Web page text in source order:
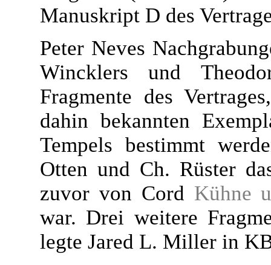
Manuskript D des
Peter Neves
Wincklers und
Fragmente des
dahin bekannten
Tempels bestimmt
Otten und Ch. Rüster
zuvor von Cord Kühne
war. Drei weitere
legte Jared L. Miller in